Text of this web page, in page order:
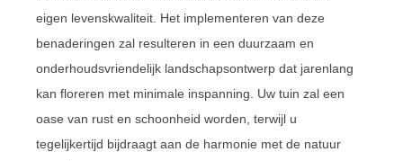
eigen levenskwaliteit. Het implementeren van deze
benaderingen zal resulteren in een duurzaam en
onderhoudsvriendelijk landschapsontwerp dat jarenlang
kan floreren met minimale inspanning. Uw tuin zal een
oase van rust en schoonheid worden, terwijl u
tegelijkertijd bijdraagt aan de harmonie met de natuur